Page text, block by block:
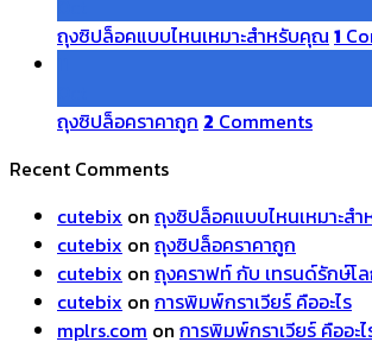
ถุงซิปล็อคแบบไหนเหมาะสำหรับคุณ 1
ถุงซิปล็อคราคาถูก 2 Comments
Recent Comments
cutebix on ถุงซิปล็อคแบบไหนเหมาะส
cutebix on ถุงซิปล็อคราคาถูก
cutebix on ถุงคราฟท์ กับ เทรนด์รักษ์โ
cutebix on การพิมพ์กราเวียร์ คืออะไร
mplrs.com on การพิมพ์กราเวียร์ คืออะไ